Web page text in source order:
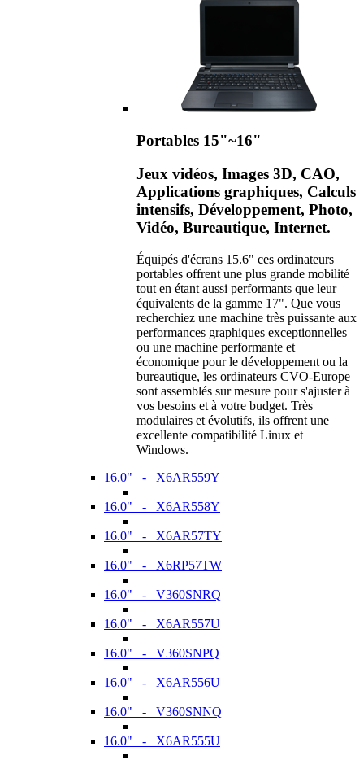
Portables 15"~16"
Jeux vidéos, Images 3D, CAO,
Applications graphiques, Calculs
intensifs, Développement, Photo,
Vidéo, Bureautique, Internet.
Équipés d'écrans 15.6" ces ordinateurs
portables offrent une plus grande mobilité
tout en étant aussi performants que leur
équivalents de la gamme 17". Que vous
recherchiez une machine très puissante aux
performances graphiques exceptionnelles
ou une machine performante et
économique pour le développement ou la
bureautique, les ordinateurs CVO-Europe
sont assemblés sur mesure pour s'ajuster à
vos besoins et à votre budget. Très
modulaires et évolutifs, ils offrent une
excellente compatibilité Linux et
Windows.
16.0" - X6AR559Y
16.0" - X6AR558Y
16.0" - X6AR57TY
16.0" - X6RP57TW
16.0" - V360SNRQ
16.0" - X6AR557U
16.0" - V360SNPQ
16.0" - X6AR556U
16.0" - V360SNNQ
16.0" - X6AR555U